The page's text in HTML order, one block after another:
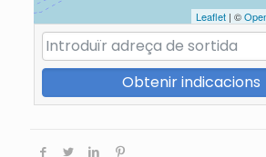
Leaflet | ©
Obtenir indicacions